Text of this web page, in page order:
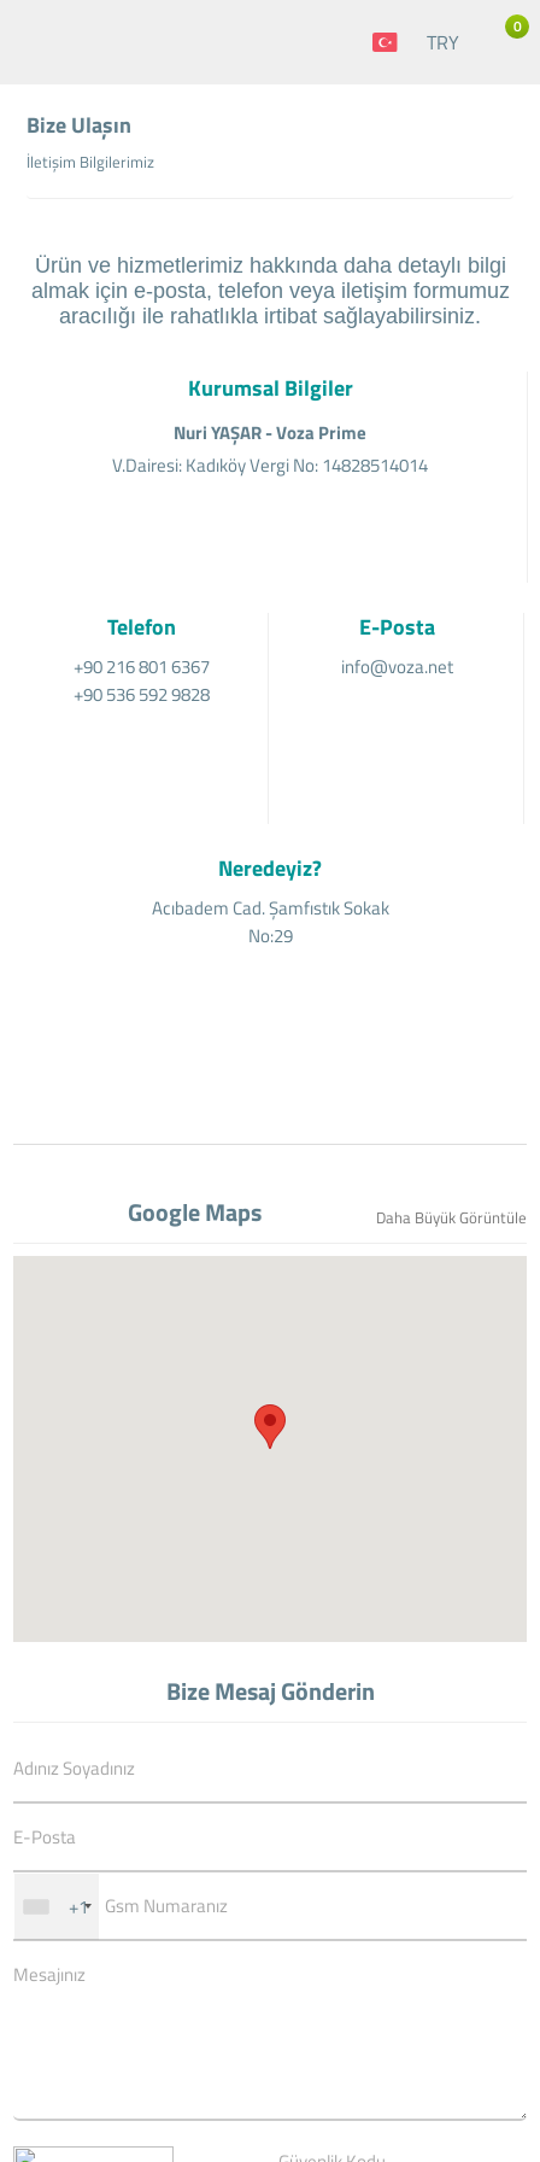
TRY
0
Bize Ulaşın
İletişim Bilgilerimiz
Ürün ve hizmetlerimiz hakkında daha detaylı bilgi
almak için e-posta, telefon veya iletişim formumuz
aracılığı ile rahatlıkla irtibat sağlayabilirsiniz.
Kurumsal Bilgiler
Nuri YAŞAR - Voza Prime
V.Dairesi: Kadıköy Vergi No: 14828514014
Telefon
+90 216 801 6367
+90 536 592 9828
E-Posta
info@voza.net
Neredeyiz?
Acıbadem Cad. Şamfıstık Sokak
No:29
Google Maps Daha Büyük Görüntüle
Bize Mesaj Gönderin
+1